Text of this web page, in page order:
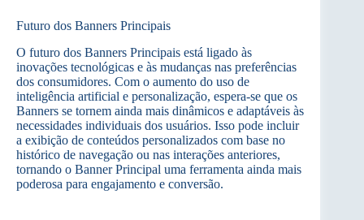
Futuro dos Banners Principais
O futuro dos Banners Principais está ligado às
inovações tecnológicas e às mudanças nas preferências
dos consumidores. Com o aumento do uso de
inteligência artificial e personalização, espera-se que os
Banners se tornem ainda mais dinâmicos e adaptáveis às
necessidades individuais dos usuários. Isso pode incluir
a exibição de conteúdos personalizados com base no
histórico de navegação ou nas interações anteriores,
tornando o Banner Principal uma ferramenta ainda mais
poderosa para engajamento e conversão.